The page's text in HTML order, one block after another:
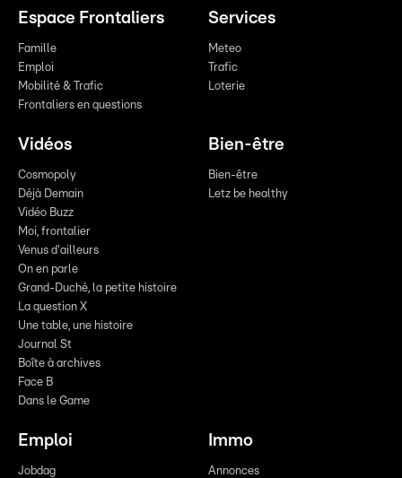
Espace Frontaliers
Famille
Emploi
Mobilité & Trafic
Frontaliers en questions
Services
Meteo
Trafic
Loterie
Vidéos
Cosmopoly
Déjà Demain
Vidéo Buzz
Moi, frontalier
Venus d'ailleurs
On en parle
Grand-Duché, la petite histoire
La question X
Une table, une histoire
Journal St
Boîte à archives
Face B
Dans le Game
Bien-être
Bien-être
Letz be healthy
Emploi
Jobdag
Immo
Annonces